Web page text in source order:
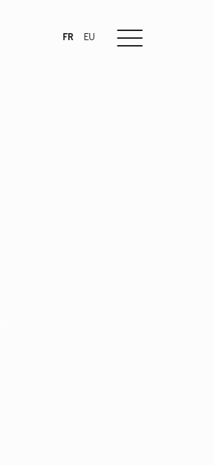
FR EU